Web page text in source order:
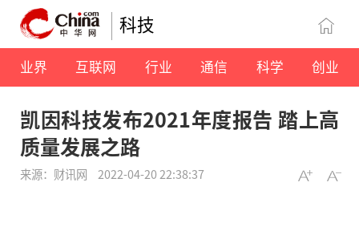
科技
业界 互联网 行业 通信 科学 创业
凯因科技发布2021年度报告 踏上高
质量发展之路
来源：财讯网 2022-04-20 22:38:37